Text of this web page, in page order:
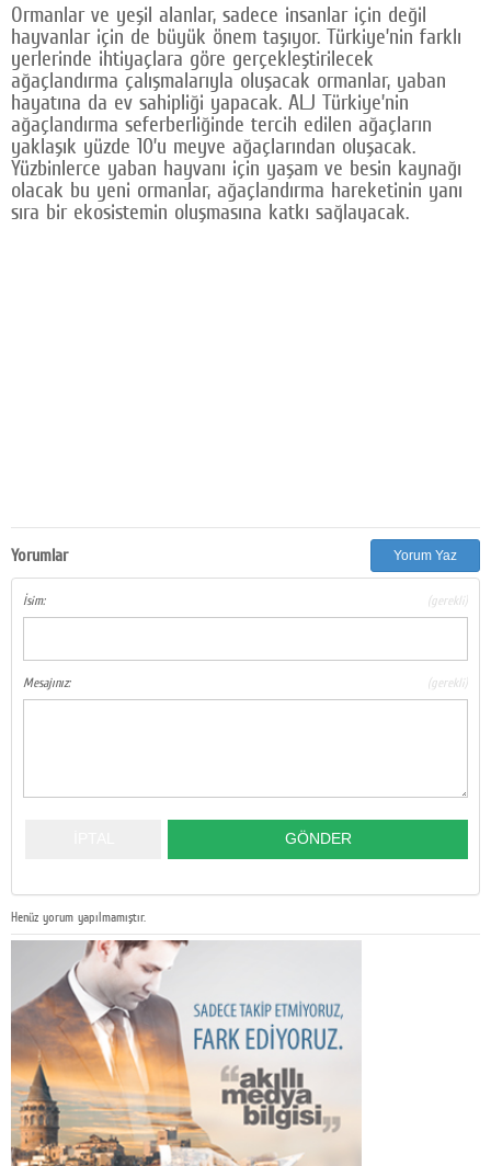
Ormanlar ve yeşil alanlar, sadece insanlar için değil
hayvanlar için de büyük önem taşıyor. Türkiye’nin farklı
yerlerinde ihtiyaçlara göre gerçekleştirilecek
ağaçlandırma çalışmalarıyla oluşacak ormanlar, yaban
hayatına da ev sahipliği yapacak. ALJ Türkiye’nin
ağaçlandırma seferberliğinde tercih edilen ağaçların
yaklaşık yüzde 10’u meyve ağaçlarından oluşacak.
Yüzbinlerce yaban hayvanı için yaşam ve besin kaynağı
olacak bu yeni ormanlar, ağaçlandırma hareketinin yanı
sıra bir ekosistemin oluşmasına katkı sağlayacak.
Yorumlar Yorum Yaz
İsim: (gerekli)
Mesajınız: (gerekli)
Henüz yorum yapılmamıştır.